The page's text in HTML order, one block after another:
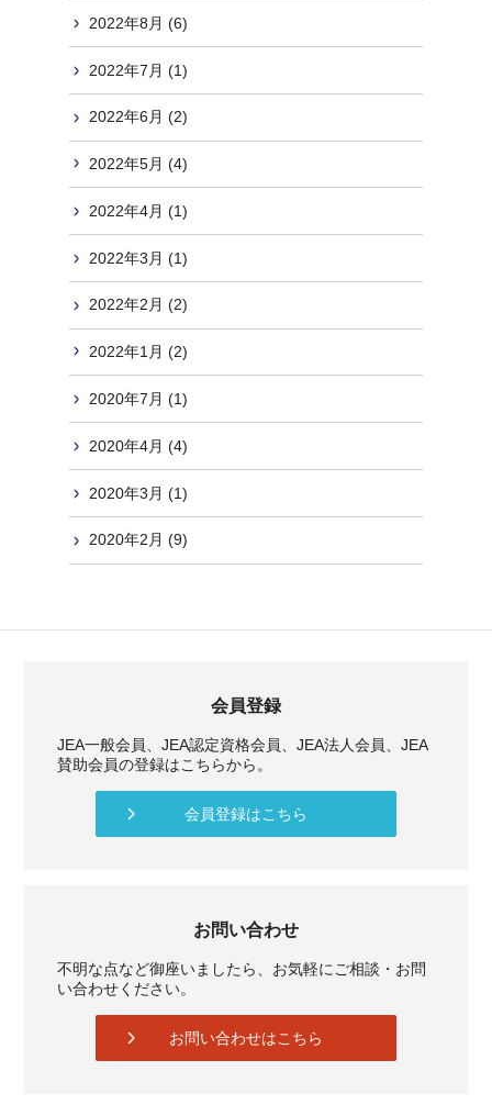
2022年8月 (6)
2022年7月 (1)
2022年6月 (2)
2022年5月 (4)
2022年4月 (1)
2022年3月 (1)
2022年2月 (2)
2022年1月 (2)
2020年7月 (1)
2020年4月 (4)
2020年3月 (1)
2020年2月 (9)
会員登録
JEA一般会員、JEA認定資格会員、JEA法人会員、JEA
賛助会員の登録はこちらから。
会員登録はこちら
お問い合わせ
不明な点など御座いましたら、お気軽にご相談・お問
い合わせください。
お問い合わせはこちら